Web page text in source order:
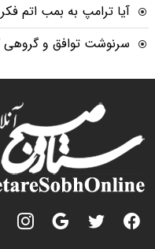
آیا ترامپ به بمب اتم
سرنوشت توافق و گروهی